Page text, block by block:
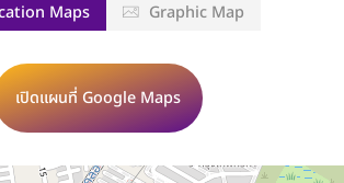
Maps Graphic Map
เปิดแผนที่ Google Maps